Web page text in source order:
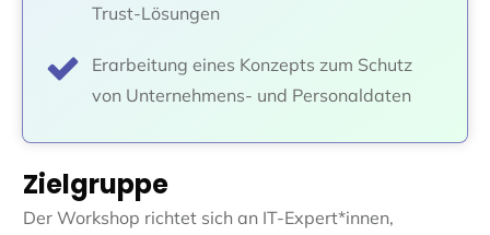
Trust-Lösungen
Erarbeitung eines Konzepts zum Schutz
von Unternehmens- und Personaldaten
Zielgruppe
Der Workshop richtet sich an IT-Expert*innen,